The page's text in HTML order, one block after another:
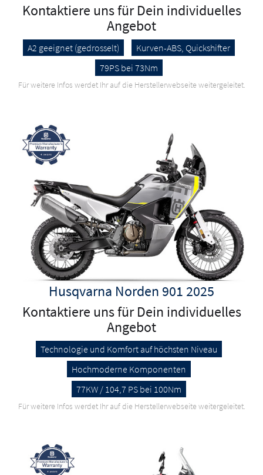
Kontaktiere uns für Dein individuelles
Angebot
A2 geeignet (gedrosselt)
Kurven-ABS, Quickshifter
79PS bei 73Nm
Für weitere Infos werdet Ihr auf die Herstellerwebseite weitergeleitet.
Husqvarna Norden 901 2025
Kontaktiere uns für Dein individuelles
Angebot
Technologie und Komfort auf höchsten Niveau
Hochmoderne Komponenten
77KW / 104,7 PS bei 100Nm
Für weitere Infos werdet Ihr auf die Herstellerwebseite weitergeleitet.